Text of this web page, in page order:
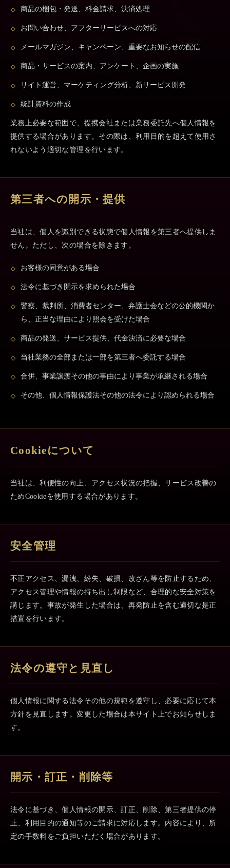
商品の梱包・発送、料金請求、決済処理
お問い合わせ、アフターサービスへの対応
メールマガジン、キャンペーン、重要なお知らせの配信
商品・サービスの案内、アンケート、企画の実施
サイト運営、マーケティング分析、新サービス開発
統計資料の作成
業務上必要な範囲で、提携会社または業務委託先へ個人情報を
提供する場合があります。その際は、利用目的を超えて使用さ
れないよう適切な管理を行います。
第三者への開示・提供
当社は、個人を識別できる状態で個人情報を第三者へ提供しま
せん。ただし、次の場合を除きます。
お客様の同意がある場合
法令に基づき開示を求められた場合
警察、裁判所、消費者センター、弁護士会などの公的機関か
ら、正当な理由により照会を受けた場合
商品の発送、サービス提供、代金決済に必要な場合
当社業務の全部または一部を第三者へ委託する場合
合併、事業譲渡その他の事由により事業が承継される場合
その他、個人情報保護法その他の法令により認められる場合
Cookieについて
当社は、利便性の向上、アクセス状況の把握、サービス改善の
ためCookieを使用する場合があります。
安全管理
不正アクセス、漏洩、紛失、破損、改ざん等を防止するため、
アクセス管理や情報の持ち出し制限など、合理的な安全対策を
講じます。事故が発生した場合は、再発防止を含む適切な是正
措置を行います。
法令の遵守と見直し
個人情報に関する法令その他の規範を遵守し、必要に応じて本
方針を見直します。変更した場合は本サイト上でお知らせしま
す。
開示・訂正・削除等
法令に基づき、個人情報の開示、訂正、削除、第三者提供の停
止、利用目的の通知等のご請求に対応します。内容により、所
定の手数料をご負担いただく場合があります。